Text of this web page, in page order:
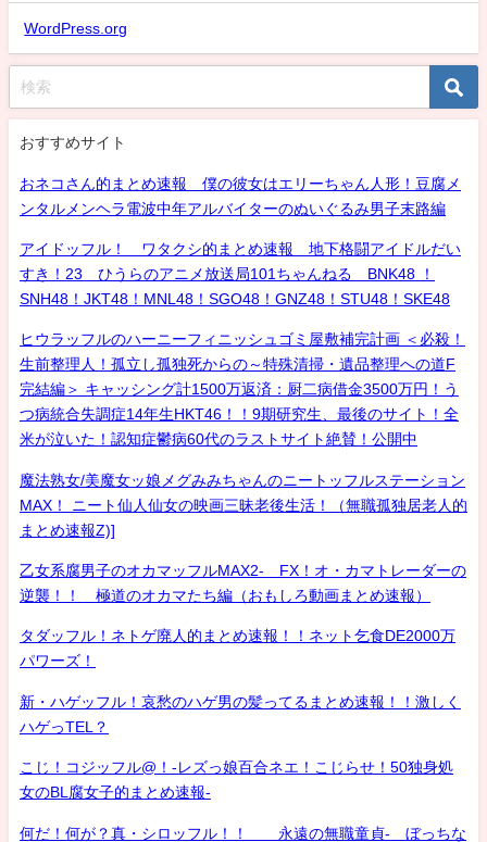
WordPress.org
おすすめサイト
おネコさん的まとめ速報 僕の彼女はエリーちゃん人形！豆腐メ
ンタルメンヘラ電波中年アルバイターのぬいぐるみ男子末路編
アイドッフル！ ワタクシ的まとめ速報 地下格闘アイドルだい
すき！23 ひうらのアニメ放送局101ちゃんねる BNK48 ！
SNH48！JKT48！MNL48！SGO48！GNZ48！STU48！SKE48
ヒウラッフルのハーニーフィニッシュゴミ屋敷補完計画 ＜必殺！
生前整理人！孤立し孤独死からの～特殊清掃・遺品整理への道F
完結編＞ キャッシング計1500万返済：厨二病借金3500万円！う
つ病統合失調症14年生HKT46！！9期研究生、最後のサイト！全
米が泣いた！認知症鬱病60代のラストサイト絶賛！公開中
魔法熟女/美魔女ッ娘メグみみちゃんのニートッフルステーション
MAX！ ニート仙人仙女の映画三昧老後生活！（無職孤独居老人的
まとめ速報Z)]
乙女系腐男子のオカマッフルMAX2- FX！オ・カマトレーダーの
逆襲！！ 極道のオカマたち編（おもしろ動画まとめ速報）
タダッフル！ネトゲ廃人的まとめ速報！！ネット乞食DE2000万
パワーズ！
新・ハゲッフル！哀愁のハゲ男の髪ってるまとめ速報！！激しく
ハゲっTEL？
こじ！コジッフル@！-レズっ娘百合ネエ！こじらせ！50独身処
女のBL腐女子的まとめ速報-
何だ！何が？真・シロッフル！！ 永遠の無職童貞- ぼっちな